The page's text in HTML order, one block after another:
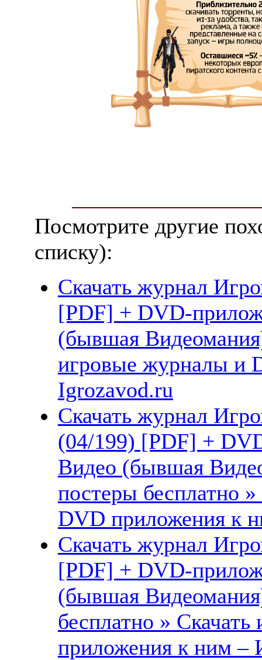
Посмотрите другие
списку):
Скачать журнал
[PDF] + DVD-
(бывшая
игровые журналы и
Igrozavod.ru
Скачать журнал
(04/199) [PDF] +
Видео (бывшая
постеры бесплатно
DVD приложения к
Скачать журнал
[PDF] + DVD-
(бывшая
бесплатно »
приложения к ним –